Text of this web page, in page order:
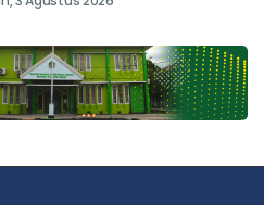
3 Agustus 2026